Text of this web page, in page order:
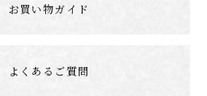
お買い物ガイド
よくあるご質問